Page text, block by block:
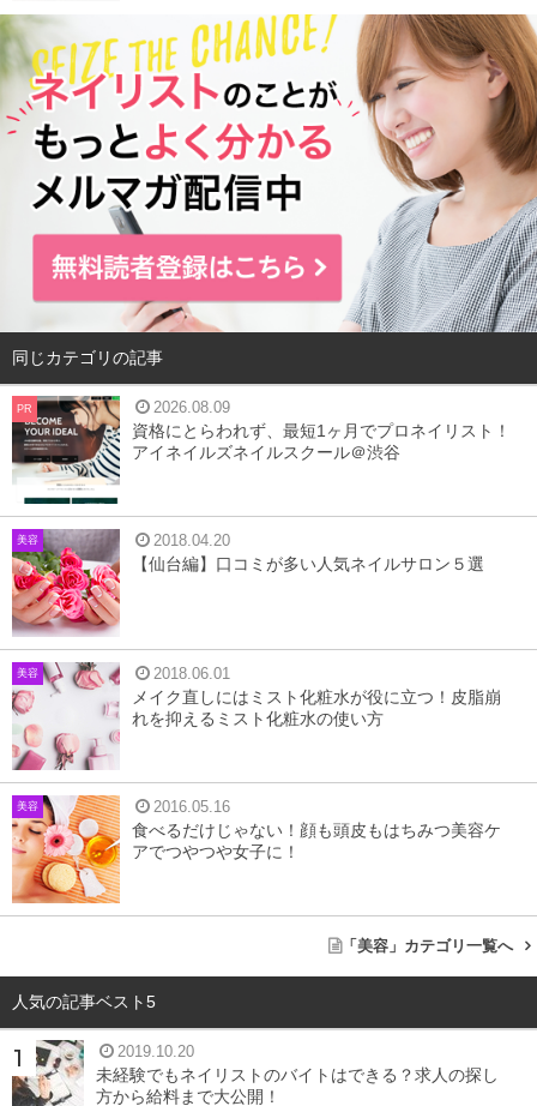
同じカテゴリの記事
PR 2026.08.09
資格にとらわれず、最短1ヶ月でプロネイリスト！
アイネイルズネイルスクール＠渋谷
美容 2018.04.20
【仙台編】口コミが多い人気ネイルサロン５選
美容 2018.06.01
メイク直しにはミスト化粧水が役に立つ！皮脂崩
れを抑えるミスト化粧水の使い方
美容 2016.05.16
食べるだけじゃない！顔も頭皮もはちみつ美容ケ
アでつやつや女子に！
「美容」カテゴリ一覧へ
人気の記事ベスト5
2019.10.20
未経験でもネイリストのバイトはできる？求人の探し
方から給料まで大公開！